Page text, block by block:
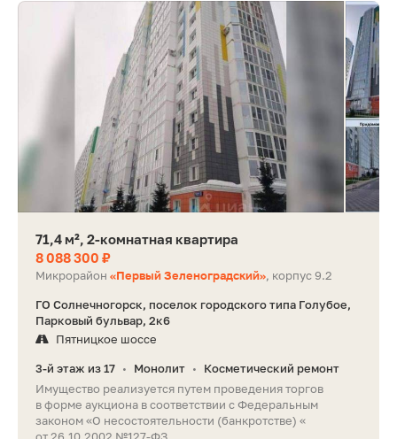
71,4 м², 2-комнатная квартира
8 088 300 ₽
Микрорайон «Первый Зеленоградский», корпус 9.2
ГО Солнечногорск, поселок городского типа Голубое,
Парковый бульвар, 2к6
Пятницкое шоссе
3-й этаж из 17 • Монолит •
Косметический ремонт
Имущество реализуется путем проведения торгов
в форме аукциона в соответствии с Федеральным
законом «О несостоятельности (банкротстве) «